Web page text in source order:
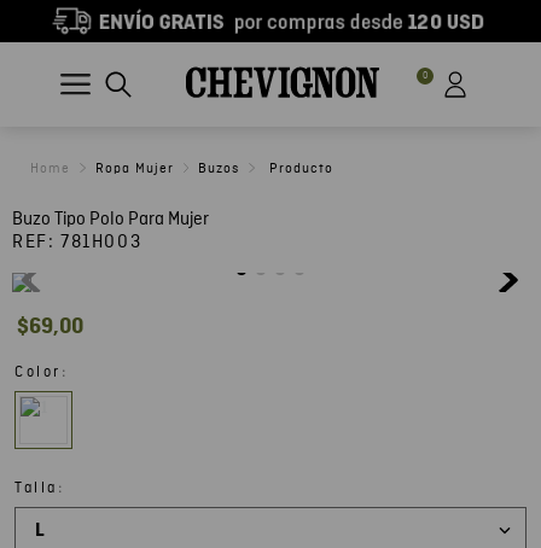
0
Ropa Mujer Buzos
Buzo Tipo Polo Para Mujer
REF: 781H003
$69,00
Color :
Talla :
L